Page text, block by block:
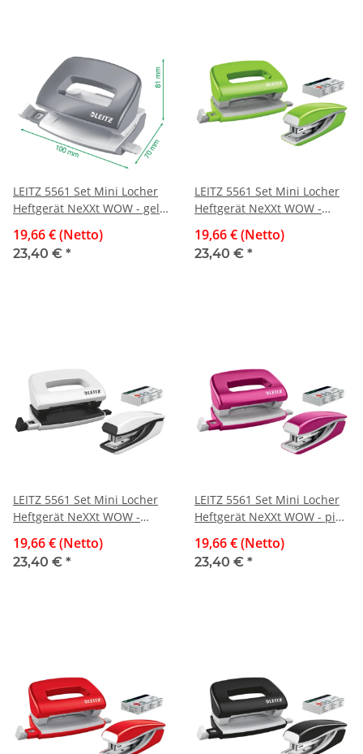
LEITZ 5561 Set Mini Locher
Heftgerät NeXXt WOW - gelb
19,66 € (Netto)
23,40 € *
LEITZ 5561 Set Mini Locher
Heftgerät NeXXt WOW -
19,66 € (Netto)
23,40 € *
LEITZ 5561 Set Mini Locher
Heftgerät NeXXt WOW -
19,66 € (Netto)
23,40 € *
LEITZ 5561 Set Mini Locher
Heftgerät NeXXt WOW - pink
19,66 € (Netto)
23,40 € *